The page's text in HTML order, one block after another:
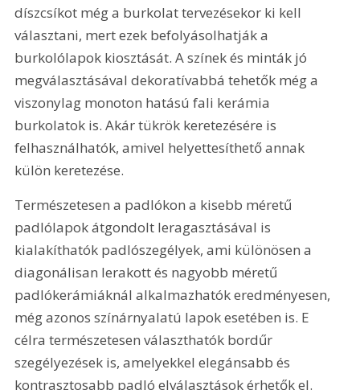
díszcsíkot még a burkolat tervezésekor ki kell
választani, mert ezek befolyásolhatják a
burkolólapok kiosztását. A színek és minták jó
megválasztásával dekoratívabbá tehetők még a
viszonylag monoton hatású fali kerámia
burkolatok is. Akár tükrök keretezésére is
felhasználhatók, amivel helyettesíthető annak
külön keretezése.
Természetesen a padlókon a kisebb méretű
padlólapok átgondolt leragasztásával is
kialakíthatók padlószegélyek, ami különösen a
diagonálisan lerakott és nagyobb méretű
padlókerámiáknál alkalmazhatók eredményesen,
még azonos színárnyalatú lapok esetében is. E
célra természetesen választhatók bordűr
szegélyezések is, amelyekkel elegánsabb és
kontrasztosabb padló elválasztások érhetők el.